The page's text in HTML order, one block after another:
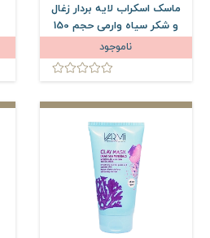
ماسک اسکراب لایه بردار زغال
و شکر سیاه وارمی حجم 150
میلی لیتر
ناموجود